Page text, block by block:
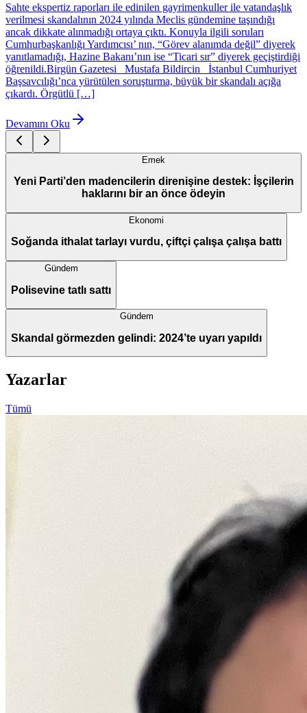
Sahte ekspertiz raporları ile edinilen gayrimenkuller ile vatandaşlık
verilmesi skandalının 2024 yılında Meclis gündemine taşındığı
ancak dikkate alınmadığı ortaya çıktı. Konuyla ilgili soruları
Cumhurbaşkanlığı Yardımcısı’ nın, “Görev alanımda değil” diyerek
yanıtlamadığı, Hazine Bakanı’nın ise “Ticari sır” diyerek geçiştirdiği
öğrenildi.Birgün Gazetesi Mustafa Bildircin İstanbul Cumhuriyet
Başsavcılığı’nca yürütülen soruşturma, büyük bir skandalı açığa
çıkardı. Örgütlü […]
Devamını Oku
Emek
Yeni Parti’den madencilerin direnişine destek: İşçilerin
haklarını bir an önce ödeyin
Ekonomi
Soğanda ithalat tarlayı vurdu, çiftçi çalışa çalışa battı
Gündem
Polisevine tatlı sattı
Gündem
Skandal görmezden gelindi: 2024’te uyarı yapıldı
Yazarlar
Tümü